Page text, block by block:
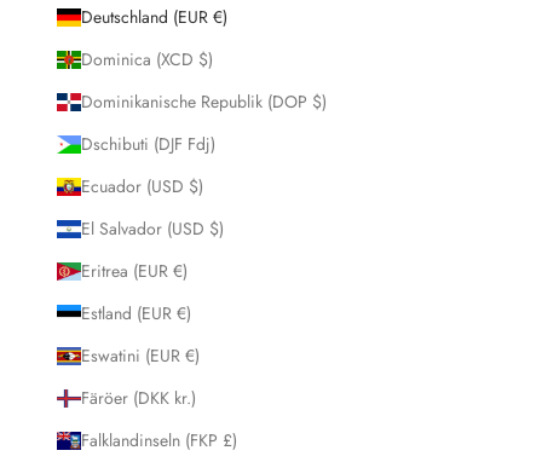
Deutschland (EUR €)
Dominica (XCD $)
Dominikanische Republik (DOP $)
Dschibuti (DJF Fdj)
Ecuador (USD $)
El Salvador (USD $)
Eritrea (EUR €)
Estland (EUR €)
Eswatini (EUR €)
Färöer (DKK kr.)
Falklandinseln (FKP £)